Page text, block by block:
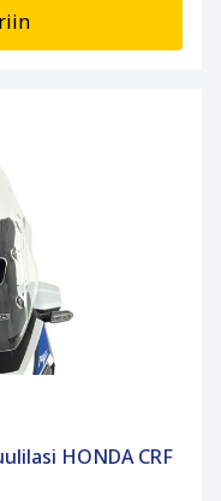
HONDA CRF